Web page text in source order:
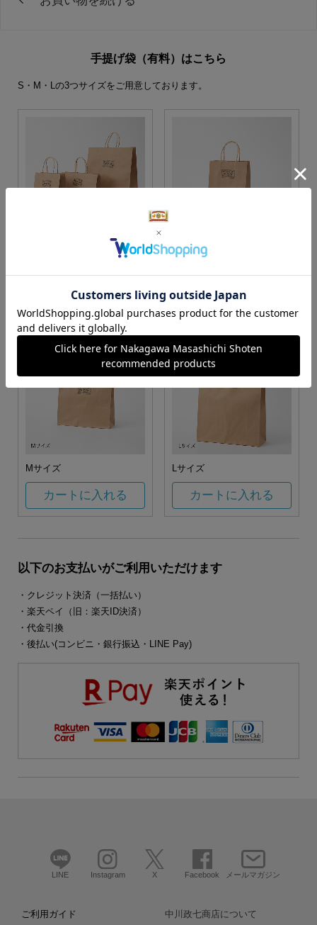
手提げ袋（有料）はこちら
S・M・Lの3つサイズをご用意しております。
S・M・Lサイズより当店に
カートに入れる
Sサイズ
カートに入れる
Mサイズ
カートに入れる
Lサイズ
カートに入れる
以下のお支払いがご利用いただけます
・クレジット決済（一括払い）
・楽天ペイ（旧：楽天ID決済）
・代金引換
・後払い(コンビニ・銀行振込・LINE Pay)
LINE Instagram X Facebook メールマガジン
ご利用ガイド 中川政七商店について